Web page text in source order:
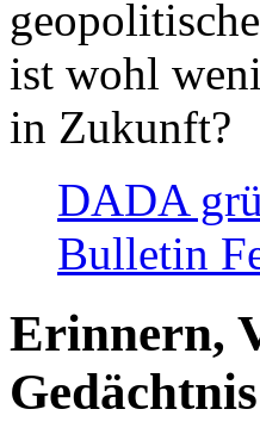
ist wohl
in Zukunft?
DADA
Bulletin
Erinnern,